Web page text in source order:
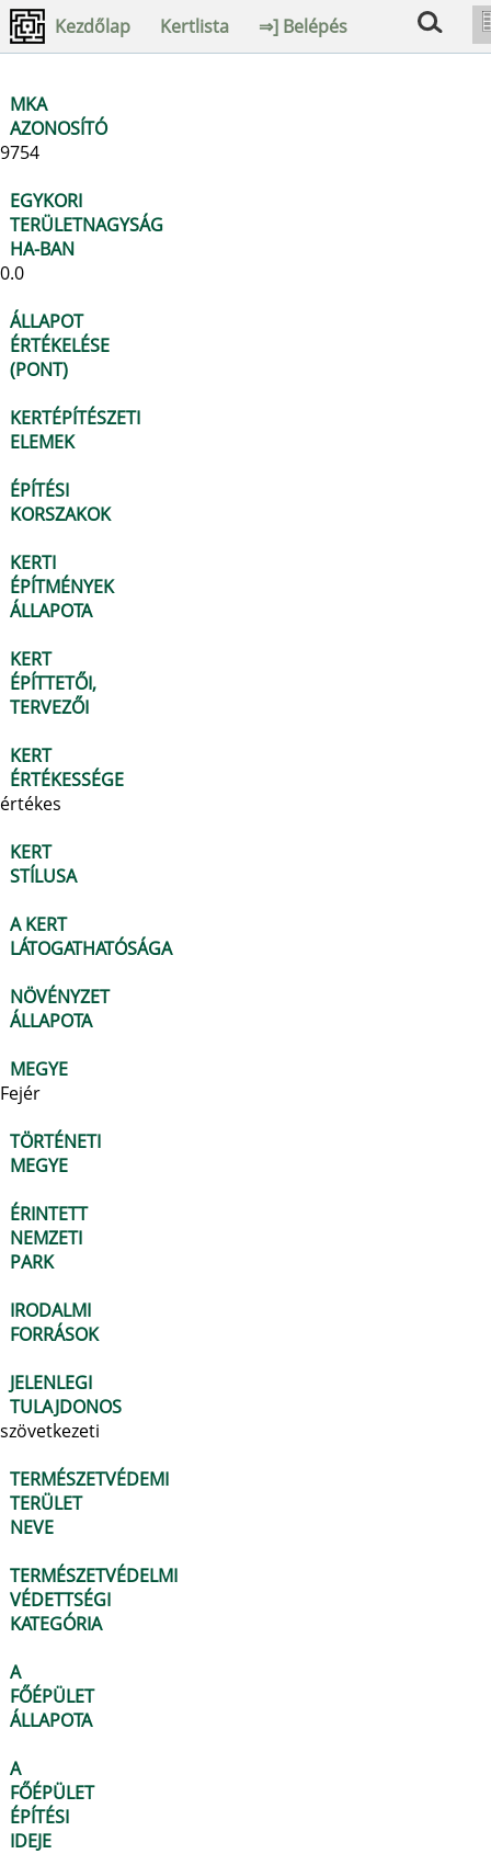
Kezdőlap Kertlista ⇒] Belépés
MKA
AZONOSÍTÓ
9754
EGYKORI
TERÜLETNAGYSÁG
HA-BAN
0.0
ÁLLAPOT
ÉRTÉKELÉSE
(PONT)
KERTÉPÍTÉSZETI
ELEMEK
ÉPÍTÉSI
KORSZAKOK
KERTI
ÉPÍTMÉNYEK
ÁLLAPOTA
KERT
ÉPÍTTETŐI,
TERVEZŐI
KERT
ÉRTÉKESSÉGE
értékes
KERT
STÍLUSA
A KERT
LÁTOGATHATÓSÁGA
NÖVÉNYZET
ÁLLAPOTA
MEGYE
Fejér
TÖRTÉNETI
MEGYE
ÉRINTETT
NEMZETI
PARK
IRODALMI
FORRÁSOK
JELENLEGI
TULAJDONOS
szövetkezeti
TERMÉSZETVÉDEMI
TERÜLET
NEVE
TERMÉSZETVÉDELMI
VÉDETTSÉGI
KATEGÓRIA
A
FŐÉPÜLET
ÁLLAPOTA
A
FŐÉPÜLET
ÉPÍTÉSI
IDEJE